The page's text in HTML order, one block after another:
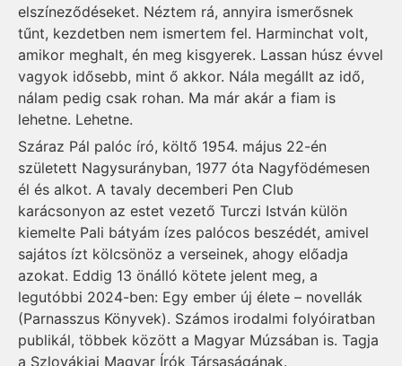
elszíneződéseket. Néztem rá, annyira ismerősnek
tűnt, kezdetben nem ismertem fel. Harminchat volt,
amikor meghalt, én meg kisgyerek. Lassan húsz évvel
vagyok idősebb, mint ő akkor. Nála megállt az idő,
nálam pedig csak rohan. Ma már akár a fiam is
lehetne. Lehetne.
Száraz Pál palóc író, költő 1954. május 22-én
született Nagysurányban, 1977 óta Nagyfödémesen
él és alkot. A tavaly decemberi Pen Club
karácsonyon az estet vezető Turczi István külön
kiemelte Pali bátyám ízes palócos beszédét, amivel
sajátos ízt kölcsönöz a verseinek, ahogy előadja
azokat. Eddig 13 önálló kötete jelent meg, a
legutóbbi 2024-ben: Egy ember új élete – novellák
(Parnasszus Könyvek). Számos irodalmi folyóiratban
publikál, többek között a Magyar Múzsában is. Tagja
a Szlovákiai Magyar Írók Társaságának.